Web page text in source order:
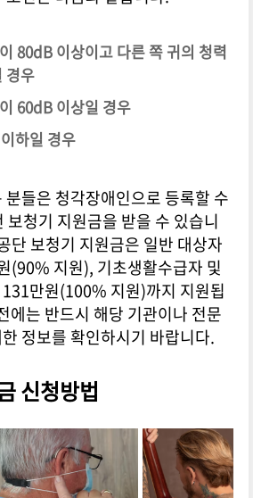
80dB 이상이고 다른 쪽 귀의 청력
경우
60dB 이상일 경우
하일 경우
들은 청각장애인으로 등록할 수
보청기 지원금을 받을 수 있습니
단 보청기 지원금은 일반 대상자
(90% 지원), 기초생활수급자 및
만원(100% 지원)까지 지원됩
에는 반드시 해당 기관이나 전문
정보를 확인하시기 바랍니다.
신청방법